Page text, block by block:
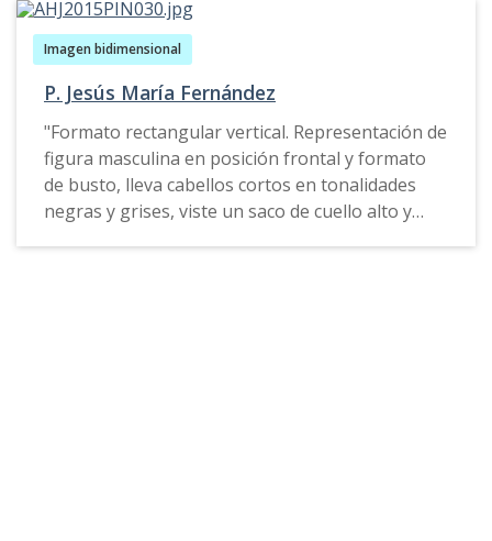
otra cabeza lleva un elemento azul simulando un
sombrero. El fondo de la composición esta
elaborado por tres franjas oblicuas en
tonalidades roja, gris y roja respectivamente,
cada una de ellas presenta en su interior
elementos amorfos de color negro semejando
manchas. La obra se encuentra dentro de una
maría luisa de color blanco.
Imagen bidimensional
P. Jesús María Fernández
"Formato rectangular vertical. Representación de
figura masculina en posición frontal y formato
de busto, lleva cabellos cortos en tonalidades
negras y grises, viste un saco de cuello alto y